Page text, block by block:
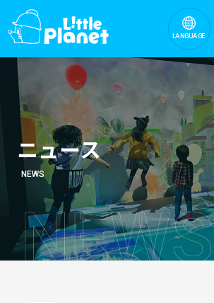
LANGUAGE
ニュース
NEWS
NEWS